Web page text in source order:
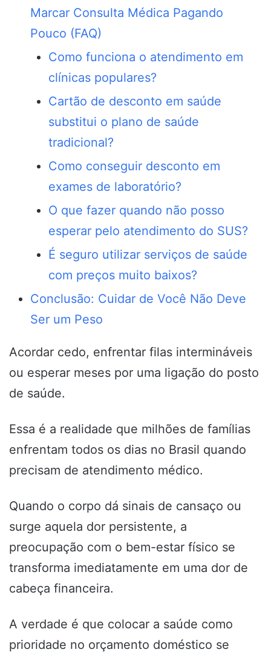
Marcar Consulta Médica Pagando
Pouco (FAQ)
Como funciona o atendimento em
clínicas populares?
Cartão de desconto em saúde
substitui o plano de saúde
tradicional?
Como conseguir desconto em
exames de laboratório?
O que fazer quando não posso
esperar pelo atendimento do SUS?
É seguro utilizar serviços de saúde
com preços muito baixos?
Conclusão: Cuidar de Você Não Deve
Ser um Peso
Acordar cedo, enfrentar filas intermináveis
ou esperar meses por uma ligação do posto
de saúde.
Essa é a realidade que milhões de famílias
enfrentam todos os dias no Brasil quando
precisam de atendimento médico.
Quando o corpo dá sinais de cansaço ou
surge aquela dor persistente, a
preocupação com o bem-estar físico se
transforma imediatamente em uma dor de
cabeça financeira.
A verdade é que colocar a saúde como
prioridade no orçamento doméstico se